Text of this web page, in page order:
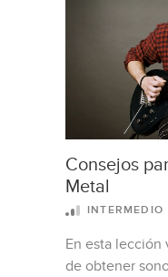
Consejos
Metal
INTERMEDIO
En esta lección
de obtener